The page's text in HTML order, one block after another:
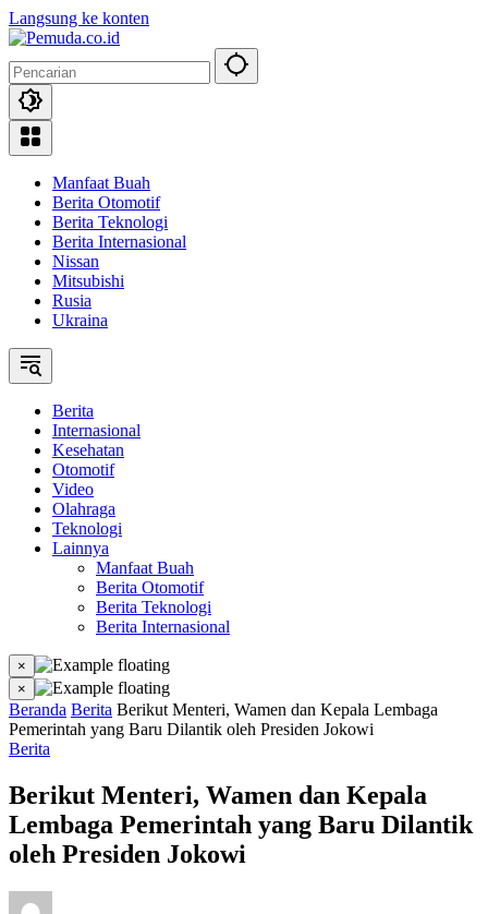
Langsung ke konten
Manfaat Buah
Berita Otomotif
Berita Teknologi
Berita Internasional
Nissan
Mitsubishi
Rusia
Ukraina
Berita
Internasional
Kesehatan
Otomotif
Video
Olahraga
Teknologi
Lainnya
Manfaat Buah
Berita Otomotif
Berita Teknologi
Berita Internasional
×
×
Beranda Berita Berikut Menteri, Wamen dan Kepala Lembaga
Pemerintah yang Baru Dilantik oleh Presiden Jokowi
Berita
Berikut Menteri, Wamen dan Kepala
Lembaga Pemerintah yang Baru Dilantik
oleh Presiden Jokowi